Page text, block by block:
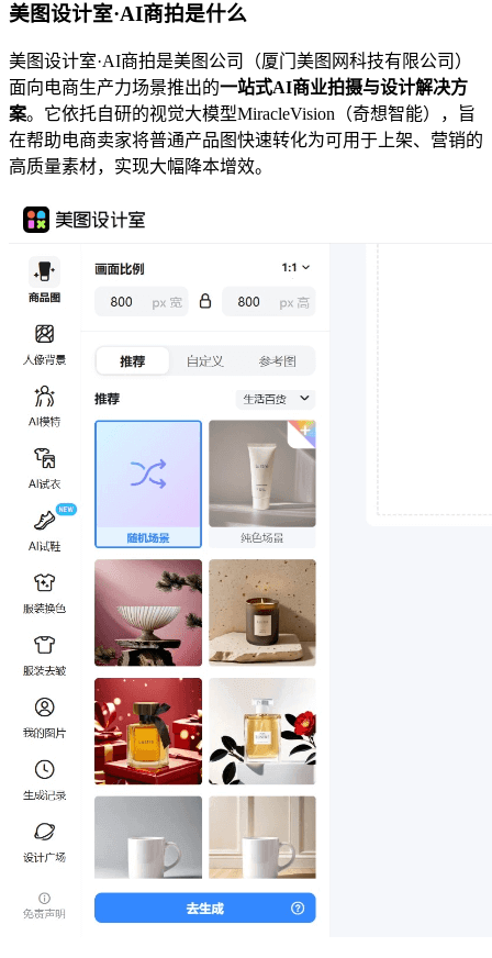
美图设计室·AI商拍是什么
美图设计室·AI商拍是美图公司（厦门美图网科技有限公司）
面向电商生产力场景推出的一站式AI商业拍摄与设计解决方
案。它依托自研的视觉大模型MiracleVision（奇想智能），旨
在帮助电商卖家将普通产品图快速转化为可用于上架、营销的
高质量素材，实现大幅降本增效。